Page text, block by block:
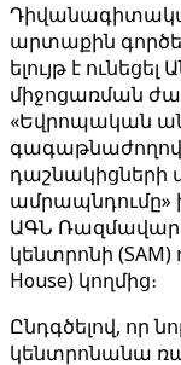
արտաքին
ելույթ է
միջոցառման
«Եվրոպական
դաշնակիցների
ամրապնդումը»
ԱԳՆ
կենտրոնի (SAM)
House) կողմից։
Ընդգծելով, որ
կենտրոնանա